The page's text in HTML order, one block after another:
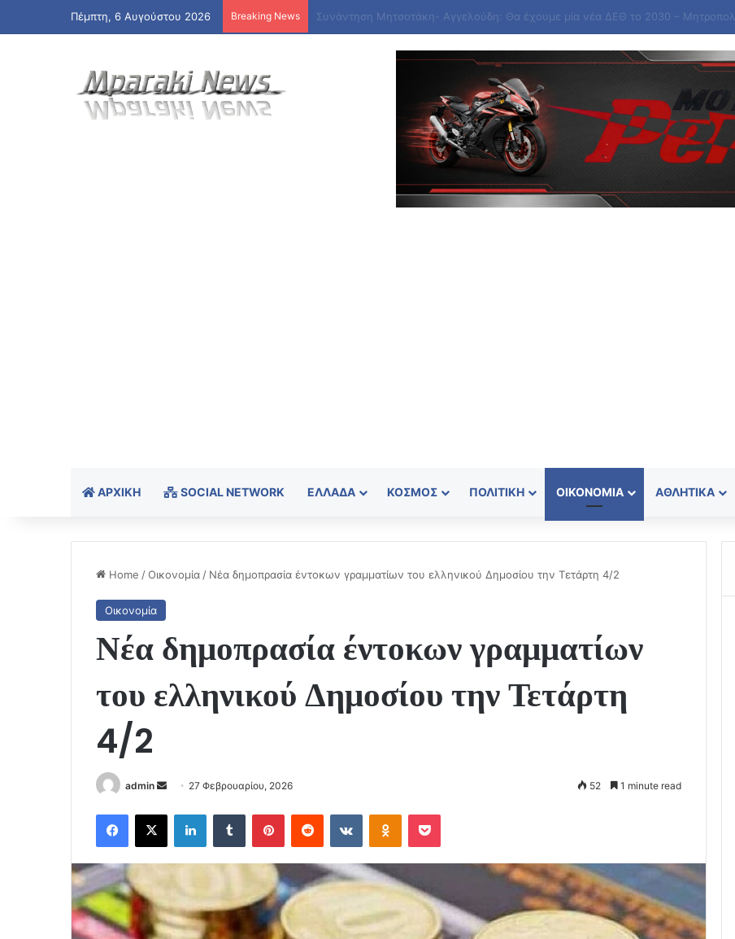
Πέμπτη, 6 Αυγούστου 2026 Breaking News «Ναι» από τη Βρετανία τη συγχώνευση 110 δισ. της Warner Bros. με την Paramount
ΑΡΧΙΚΉ SOCIAL NETWORK ΕΛΛΆΔΑ ΚΌΣΜΟΣ ΠΟΛΙΤΙΚΉ ΟΙΚΟΝΟΜΊΑ ΑΘΛΗΤΙΚΆ
Home /Οικονομία / Νέα δημοπρασία έντοκων γραμματίων του ελληνικού Δημοσίου την Τετάρτη 4/2
Οικονομία
Νέα δημοπρασία έντοκων γραμματίων
του ελληνικού Δημοσίου την Τετάρτη
4/2
admin
Send
email
27 Φεβρουαρίου, 2026 52 1 minute read
Facebook
X LinkedInTumblr PinterestReddit VKontakteOdnoklassniki
Pocket